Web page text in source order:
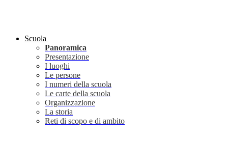
Scuola
Panoramica
Presentazione
I luoghi
Le persone
I numeri della scuola
Le carte della scuola
Organizzazione
La storia
Reti di scopo e di ambito